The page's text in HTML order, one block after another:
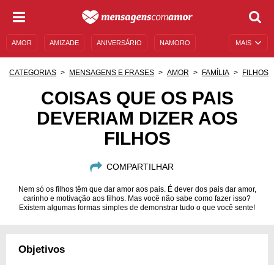
MAIS
AMOR AMIZADE ANIVERSÁRIO NAMORO
MENSAGENS E FRASES MENSAGENS DE ANIVERSÁRIO
FAMOSOS BÍBLIA
CATEGORIAS MENSAGENS E FRASES AMOR FAMÍLIA FILHOS
COISAS QUE OS PAIS
DEVERIAM DIZER AOS
FILHOS
COMPARTILHAR
Nem só os filhos têm que dar amor aos pais. É dever dos pais dar amor,
carinho e motivação aos filhos. Mas você não sabe como fazer isso?
Existem algumas formas simples de demonstrar tudo o que você sente!
Objetivos